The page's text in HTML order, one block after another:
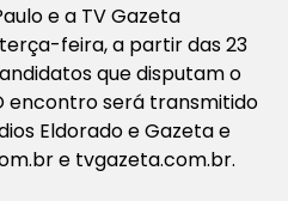
e a TV Gazeta
feira, a partir das 23
que disputam o
encontro será transmitido
Eldorado e Gazeta e
e tvgazeta.com.br.